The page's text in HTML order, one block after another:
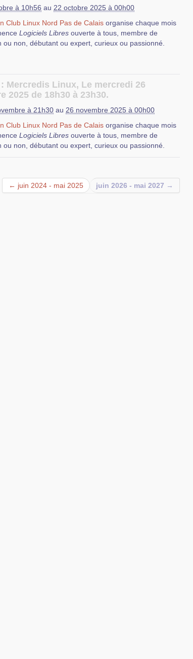
Allende à Cysoing.
permanence, vous pourrez trouver des réponses aux
vous vous posez au sujet du Logiciel Libre, ainsi que
résoudre vos problèmes d’installation, de
vous aider.
équipée d’un tableau blanc et d’un vidéoprojecteur,
fréquemment des ateliers, des initiations, des
et de la dégustation de bières.
a lieu àl’EPN (Espace Public Numérique), 311
à 10h56 au 22 octobre 2025 à 00h00
Club Linux Nord Pas de Calais organise chaque mois
Logiciels Libres ouverte à tous, membre de
ou non, débutant ou expert, curieux ou passionné.
permanence, vous pourrez trouver des réponses aux
vous vous posez au sujet du Logiciel Libre, ainsi que
résoudre vos problèmes d’installation, de
puissent vous aider.
Mercredis Linux, Le mercredi 26
2025 de 18h30 à 23h30.
à 21h30 au 26 novembre 2025 à 00h00
Club Linux Nord Pas de Calais organise chaque mois
Logiciels Libres ouverte à tous, membre de
ou non, débutant ou expert, curieux ou passionné.
← juin 2024 - mai 2025 juin 2026 - mai 2027 →